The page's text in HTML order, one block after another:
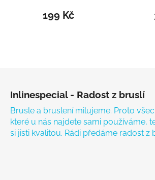
199 Kč
Inlinespecial - Radost z bruslí
Brusle a bruslení milujeme. Proto
které u nás najdete sami používáme,
si jisti kvalitou. Rádi předáme radost z